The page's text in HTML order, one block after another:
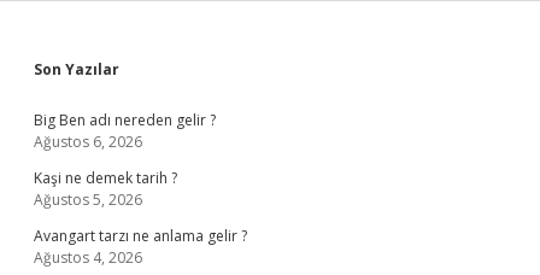
Sidebar
Son Yazılar
Big Ben adı nereden gelir ?
Ağustos 6, 2026
Kaşi ne demek tarih ?
Ağustos 5, 2026
Avangart tarzı ne anlama gelir ?
Ağustos 4, 2026